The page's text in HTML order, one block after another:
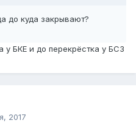
до куда закрывают?
у БКЕ и до перекрёстка у БСЗ
2017